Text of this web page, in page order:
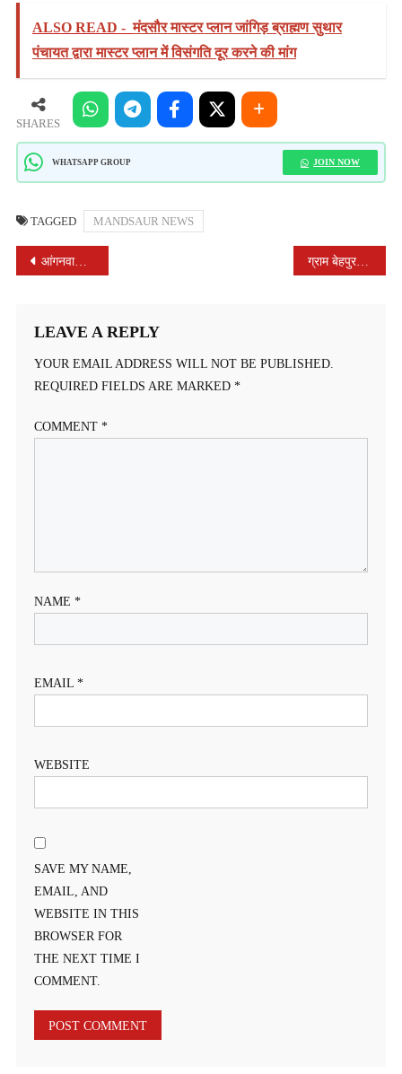
ALSO READ - मंदसौर मास्टर प्लान जांगिड़ ब्राह्मण सुथार
पंचायत द्वारा मास्टर प्लान में विसंगति दूर करने की मांग
SHARES
WHATSAPP GROUP JOIN NOW
TAGGED MANDSAUR NEWS
POST
आंगनवाड़ी सेमली ईस्तमुरार में सुविधाओं का विस्तार ग्राम बेहपुर, खजूरीपंथ एवं हरचंडी में आयुष्मान आरोग्य शिविर आयोजित
LEAVE A REPLY
YOUR EMAIL ADDRESS WILL NOT BE PUBLISHED.
REQUIRED FIELDS ARE MARKED *
COMMENT *
NAME *
EMAIL *
WEBSITE
SAVE MY NAME,
EMAIL, AND
WEBSITE IN THIS
BROWSER FOR
THE NEXT TIME I
COMMENT.